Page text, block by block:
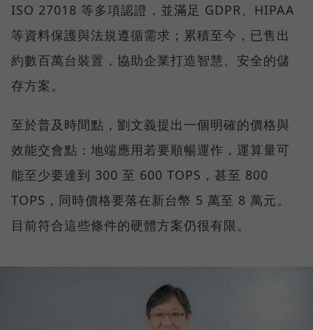
ISO 27018 等多項認證，並滿足 GDPR、HIPAA
等資料保護與法規遵循需求；累積至今，已售出
約數百萬台裝置，協助企業打造智慧、安全的儲
存方案。
至於普及時間點，劉文義提出一個明確的價格與
效能交會點：地端應用若要順暢運作，運算量可
能至少要達到 300 至 600 TOPS，甚至 800
TOPS，同時價格要落在新台幣 5 萬至 8 萬元。
目前符合這些條件的硬體方案仍很有限。